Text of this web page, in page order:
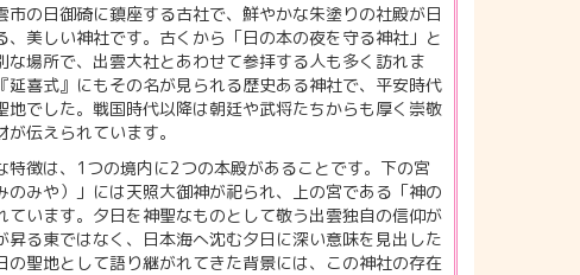
市の日御碕に鎮座する古社で、鮮やかな朱塗りの社殿が日
、美しい神社です。古くから「日の本の夜を守る神社」と
な場所で、出雲大社とあわせて参拝する人も多く訪れま
延喜式』にもその名が見られる歴史ある神社で、平安時代
地でした。戦国時代以降は朝廷や武将たちからも厚く崇敬
伝えられています。
特徴は、1つの境内に2つの本殿があることです。下の宮
のみや）」には天照大御神が祀られ、上の宮である「神の
ています。夕日を神聖なものとして敬う出雲独自の信仰が
昇る東ではなく、日本海へ沈む夕日に深い意味を見出した
の聖地として語り継がれてきた背景には、この神社の存在